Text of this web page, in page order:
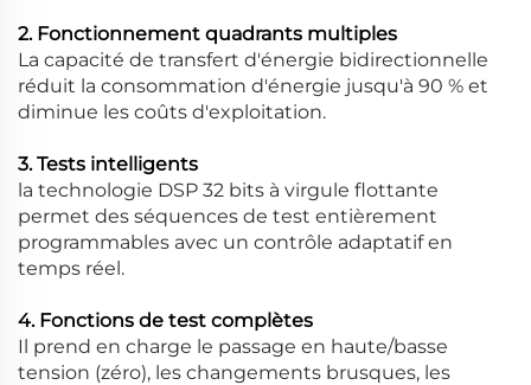
2. Fonctionnement quadrants multiples
La capacité de transfert d'énergie bidirectionnelle
réduit la consommation d'énergie jusqu'à 90 % et
diminue les coûts d'exploitation.
3. Tests intelligents
la technologie DSP 32 bits à virgule flottante
permet des séquences de test entièrement
programmables avec un contrôle adaptatif en
temps réel.
4. Fonctions de test complètes
Il prend en charge le passage en haute/basse
tension (zéro), les changements brusques, les